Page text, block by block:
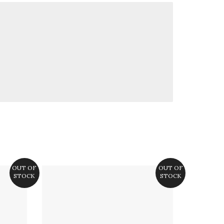
OUT OF
STOCK
OUT OF
STOCK